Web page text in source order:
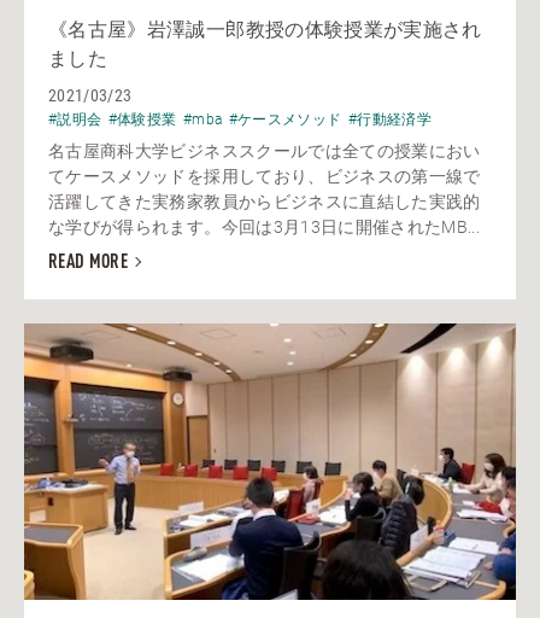
《名古屋》岩澤誠一郎教授の体験授業が実施され
ました
2021/03/23
#説明会 #体験授業 #mba #ケースメソッド #行動経済学
名古屋商科大学ビジネススクールでは全ての授業におい
てケースメソッドを採用しており、ビジネスの第一線で
活躍してきた実務家教員からビジネスに直結した実践的
な学びが得られます。今回は3月13日に開催されたMB...
READ MORE